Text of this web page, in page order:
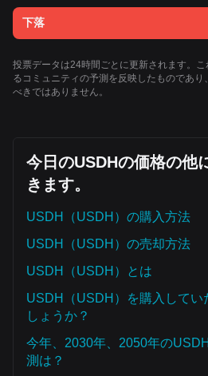
下落
投票データは24時間ごとに更新されます。
るコミュニティの予測を反映したものであ
べきではありません。
今日のUSDHの価格の他
きます。
USDH（USDH）の購入方法
USDH（USDH）の売却方法
USDH（USDH）とは
USDH（USDH）を購入してい
しょうか？
今年、2030年、2050年の
測は？